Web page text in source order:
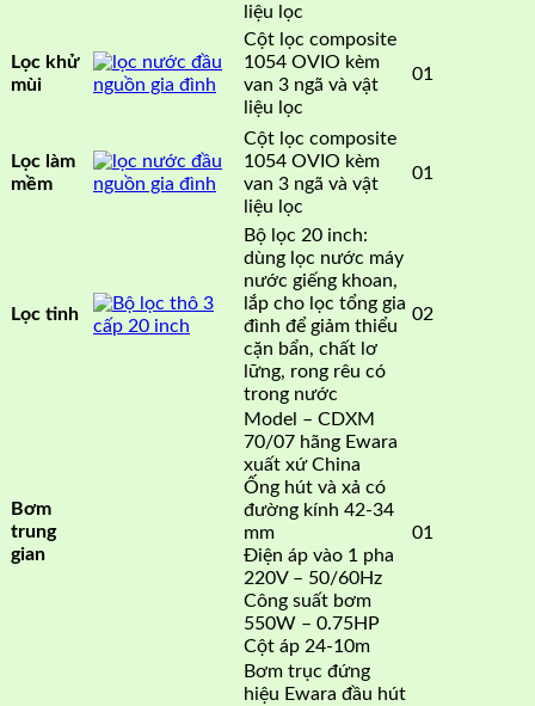
liệu lọc
Lọc khử
mùi
Cột lọc composite
1054 OVIO kèm
van 3 ngã và vật
liệu lọc
01
Lọc làm
mềm
Cột lọc composite
1054 OVIO kèm
van 3 ngã và vật
liệu lọc
01
Lọc tinh
Bộ lọc 20 inch:
dùng lọc nước máy
nước giếng khoan,
lắp cho lọc tổng gia
đình để giảm thiểu
cặn bẩn, chất lơ
lững, rong rêu có
trong nước
02
Bơm
trung
gian
Model – CDXM
70/07 hãng Ewara
xuất xứ China
Ống hút và xả có
đường kính 42-34
mm
Điện áp vào 1 pha
220V – 50/60Hz
Công suất bơm
550W – 0.75HP
Cột áp 24-10m
01
Bơm trục đứng
hiệu Ewara đầu hút